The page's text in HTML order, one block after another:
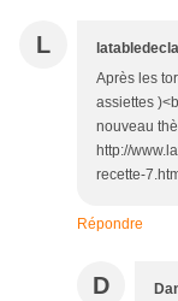
L
Après les
assiettes
nouveau
http://
recette-
Répondre
D